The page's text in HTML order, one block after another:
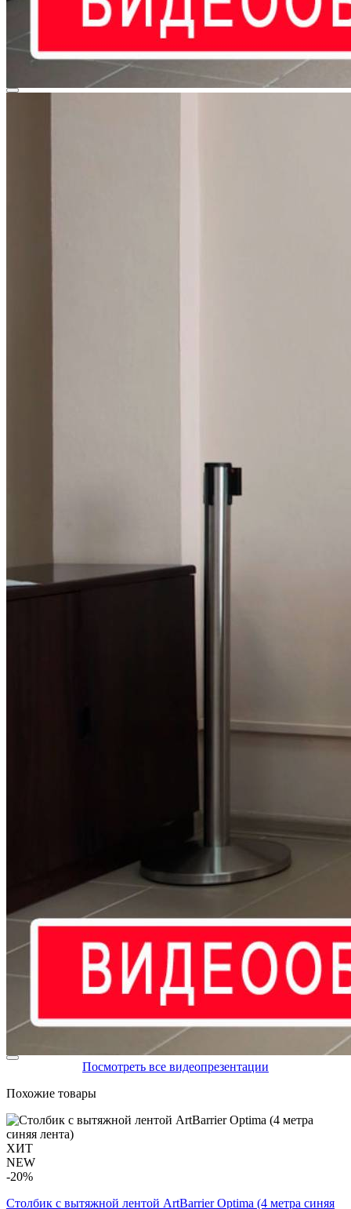
Посмотреть все видеопрезентации
Похожие товары
ХИТ
NEW
-20%
Столбик с вытяжной лентой ArtBarrier Оptima (4 метра синяя